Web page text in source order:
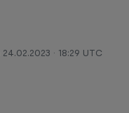
24.02.2023 · 18:29 UTC